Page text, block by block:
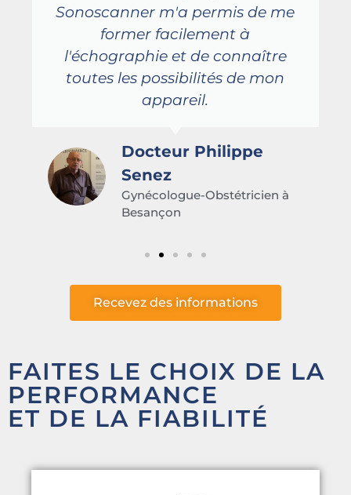
Sonoscanner m'a permis de me
former facilement à
l'échographie et de connaître
toutes les possibilités de mon
appareil.
Docteur Philippe
Senez
Gynécologue-Obstétricien à
Besançon
Recevez des informations
FAITES LE CHOIX DE LA
PERFORMANCE
ET DE LA FIABILITÉ